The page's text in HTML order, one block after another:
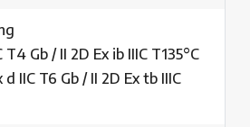
T4 Gb / II 2D Ex ib IIIC T135°C
d IIC T6 Gb / II 2D Ex tb IIIC